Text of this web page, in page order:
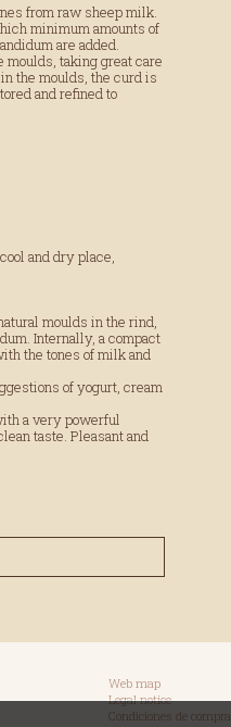
from raw sheep milk.
minimum amounts of
are added.
taking great care
the moulds, the curd is
and refined to
and dry place,
moulds in the rind,
Internally, a compact
the tones of milk and
of yogurt, cream
a very powerful
taste. Pleasant and
Web map
Legal notice
Condiciones de compra